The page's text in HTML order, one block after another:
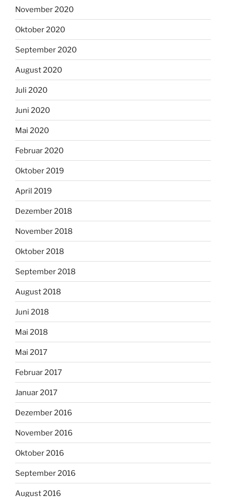
November 2020
Oktober 2020
September 2020
August 2020
Juli 2020
Juni 2020
Mai 2020
Februar 2020
Oktober 2019
April 2019
Dezember 2018
November 2018
Oktober 2018
September 2018
August 2018
Juni 2018
Mai 2018
Mai 2017
Februar 2017
Januar 2017
Dezember 2016
November 2016
Oktober 2016
September 2016
August 2016